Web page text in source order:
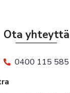
Ota yhteyttä
0400 115 585